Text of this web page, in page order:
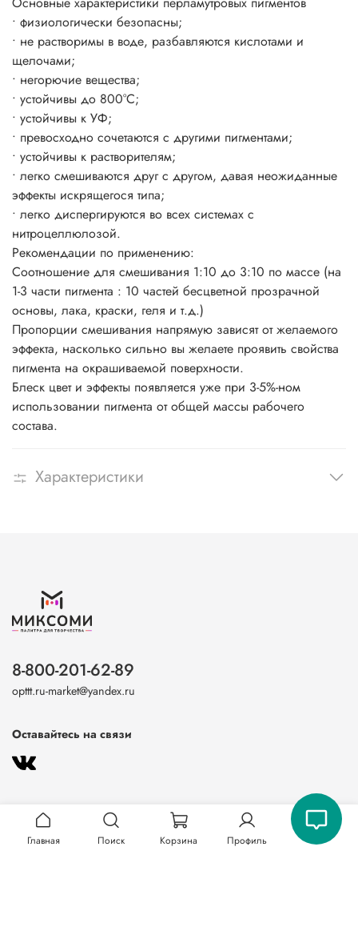
• физиологически безопасны;
• не растворимы в воде, разбавляются кислотами и
щелочами;
• негорючие вещества;
• устойчивы до 800°C;
• устойчивы к УФ;
• превосходно сочетаются с другими пигментами;
• устойчивы к растворителям;
• легко смешиваются друг с другом, давая неожиданные
эффекты искрящегося типа;
• легко диспергируются во всех системах с
нитроцеллюлозой.
Рекомендации по применению:
Соотношение для смешивания 1:10 до 3:10 по массе (на
1-3 части пигмента : 10 частей бесцветной прозрачной
основы, лака, краски, геля и т.д.)
Пропорции смешивания напрямую зависят от желаемого
эффекта, насколько сильно вы желаете проявить свойства
пигмента на окрашиваемой поверхности.
Блеск цвет и эффекты появляется уже при 3-5%-ном
использовании пигмента от общей массы рабочего
состава.
Характеристики
8-800-201-62-89
opttt.ru-market@yandex.ru
Оставайтесь на связи
Главная Поиск Корзина Профиль